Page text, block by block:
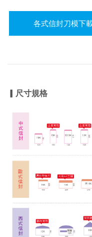
各式信封刀模下
▎尺寸規格